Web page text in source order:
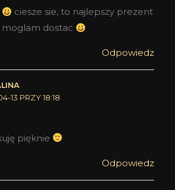
ciesze sie, to najlepszy prezent
moglam dostac
Odpowiedz
13 PRZY 18:18
pięknie
Odpowiedz